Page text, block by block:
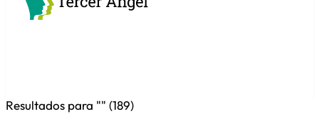
Resultados para "" (189)